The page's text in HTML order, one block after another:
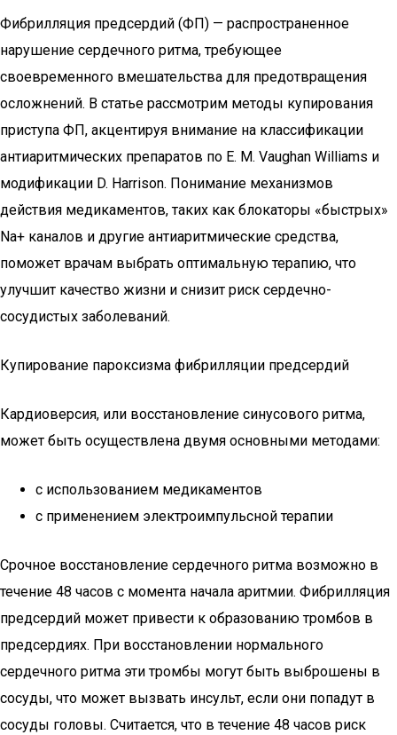
Фибрилляция предсердий (ФП) — распространенное
нарушение сердечного ритма, требующее
своевременного вмешательства для предотвращения
осложнений. В статье рассмотрим методы купирования
приступа ФП, акцентируя внимание на классификации
антиаритмических препаратов по E. M. Vaughan Williams и
модификации D. Harrison. Понимание механизмов
действия медикаментов, таких как блокаторы «быстрых»
Na+ каналов и другие антиаритмические средства,
поможет врачам выбрать оптимальную терапию, что
улучшит качество жизни и снизит риск сердечно-
сосудистых заболеваний.
Купирование пароксизма фибрилляции предсердий
Кардиоверсия, или восстановление синусового ритма,
может быть осуществлена двумя основными методами:
с использованием медикаментов
с применением электроимпульсной терапии
Срочное восстановление сердечного ритма возможно в
течение 48 часов с момента начала аритмии. Фибрилляция
предсердий может привести к образованию тромбов в
предсердиях. При восстановлении нормального
сердечного ритма эти тромбы могут быть выброшены в
сосуды, что может вызвать инсульт, если они попадут в
сосуды головы. Считается, что в течение 48 часов риск